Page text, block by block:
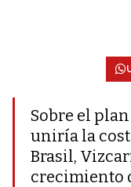
Sobre el
uniría la
Brasil,
crecimiento